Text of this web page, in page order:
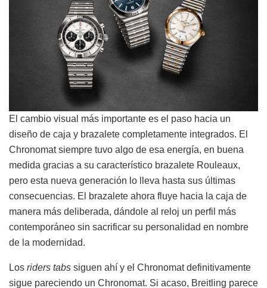
El cambio visual más importante es el paso hacia un
diseño de caja y brazalete completamente integrados. El
Chronomat siempre tuvo algo de esa energía, en buena
medida gracias a su característico brazalete Rouleaux,
pero esta nueva generación lo lleva hasta sus últimas
consecuencias. El brazalete ahora fluye hacia la caja de
manera más deliberada, dándole al reloj un perfil más
contemporáneo sin sacrificar su personalidad en nombre
de la modernidad.
Los riders tabs siguen ahí y el Chronomat definitivamente
sigue pareciendo un Chronomat. Si acaso, Breitling parece